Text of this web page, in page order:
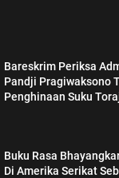
Bareskrim Periksa
Pandji Pragiwaksono
Penghinaan Suku
Buku Rasa
Di Amerika Serikat